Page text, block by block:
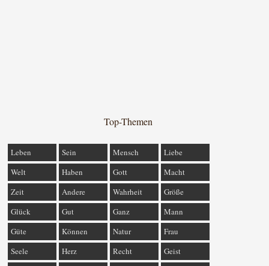
Top-Themen
Leben Sein Mensch
Liebe
Welt
Haben Gott
Macht
Zeit
Andere Wahrheit
Größe
Glück
Gut Ganz
Mann
Güte
Können Natur
Frau
Seele
Herz Recht
Geist